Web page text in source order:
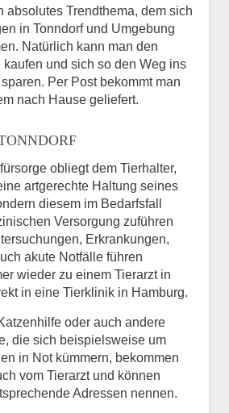
absolutes Trendthema, dem sich
in Tonndorf und Umgebung
Natürlich kann man den
und sich so den Weg ins
Per Post bekommt man
nach Hause geliefert.
obliegt dem Tierhalter,
artgerechte Haltung seines
diesem im Bedarfsfall
Versorgung zuführen
Erkrankungen,
akute Notfälle führen
wieder zu einem Tierarzt in
in eine Tierklinik in Hamburg.
oder auch andere
die sich beispielsweise um
in Not kümmern, bekommen
vom Tierarzt und können
Adressen nennen.